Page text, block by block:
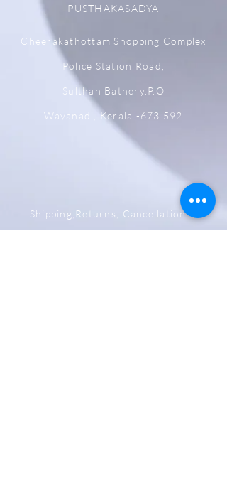
PUSTHAKASADYA
Cheerakathottam Shopping Complex
Police Station Road,
Sulthan Bathery.P.O
Wayanad , Kerala -673 592
Shipping,Returns, Cancellation &